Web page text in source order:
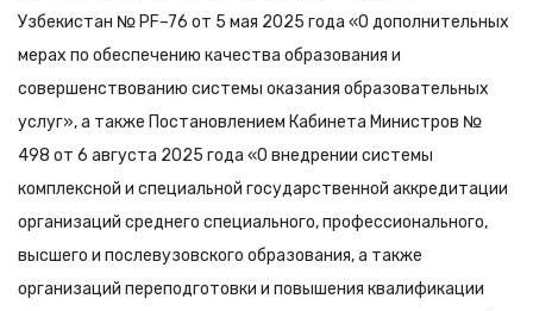
Узбекистан № PF–76 от 5 мая 2025 года «О дополнительных
мерах по обеспечению качества образования и
совершенствованию системы оказания образовательных
услуг», а также Постановлением Кабинета Министров №
498 от 6 августа 2025 года «О внедрении системы
комплексной и специальной государственной аккредитации
организаций среднего специального, профессионального,
высшего и послевузовского образования, а также
организаций переподготовки и повышения квалификации